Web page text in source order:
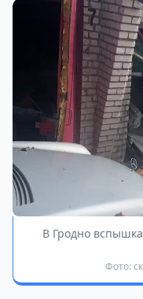
В Гродно
Фото: